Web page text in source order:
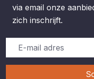
via email onze
zich inschrijft.